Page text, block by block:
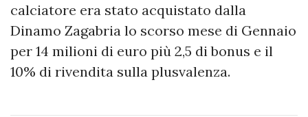
calciatore era stato acquistato dalla
Dinamo Zagabria lo scorso mese di Gennaio
per 14 milioni di euro più 2,5 di bonus e il
10% di rivendita sulla plusvalenza.